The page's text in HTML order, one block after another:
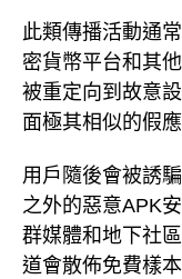
此類傳播活動通
密貨幣平台和其
被重定向到故意
面極其相似的假
用戶隨後會被誘
之外的惡意APK
群媒體和地下社
道會散佈免費樣